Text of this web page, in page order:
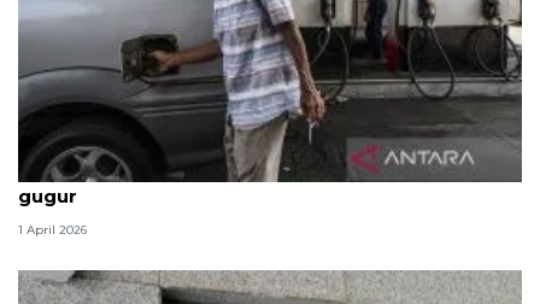
Politik kemarin, BBM tak naik hingga 2 prajurit TNI
gugur
1 April 2026